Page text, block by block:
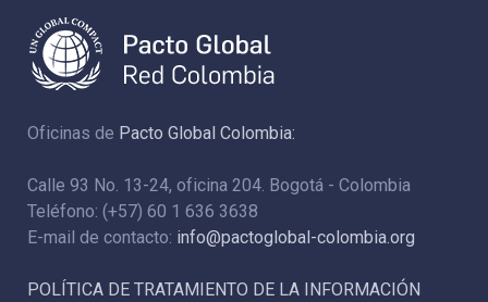
Oficinas de Pacto Global Colombia:
Calle 93 No. 13-24, oficina 204. Bogotá - Colombia
Teléfono: (+57) 60 1 636 3638
E-mail de contacto: info@pactoglobal-colombia.org
POLÍTICA DE TRATAMIENTO DE LA INFORMACIÓN